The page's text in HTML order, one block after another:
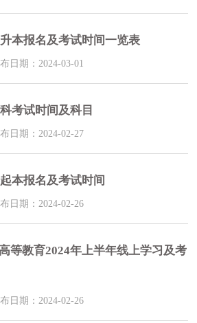
本报名及考试时间一览表
日期：2024-03-01
考试时间及科目
日期：2024-02-27
本报名及考试时间
日期：2024-02-26
等教育2024年上半年线上学习及考
日期：2024-02-26